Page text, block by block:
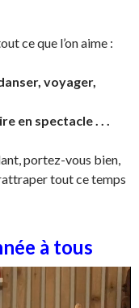
ce que l’on aime :
voyager,
en spectacle . . .
portez-vous bien,
tout ce temps
à tous